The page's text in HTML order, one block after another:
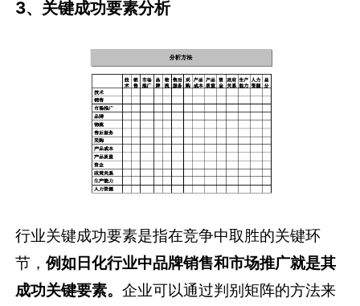
3、关键成功要素分析
行业关键成功要素是指在竞争中取胜的关键环
节，例如日化行业中品牌销售和市场推广就是其
成功关键要素。企业可以通过判别矩阵的方法来